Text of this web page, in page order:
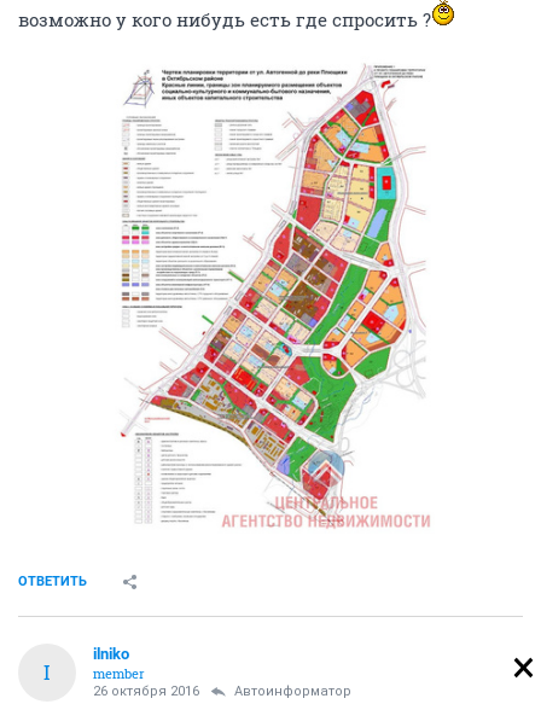
возможно у кого нибудь есть где спросить ?
ОТВЕТИТЬ
I
ilniko
member
26 октября 2016 Автоинформатор